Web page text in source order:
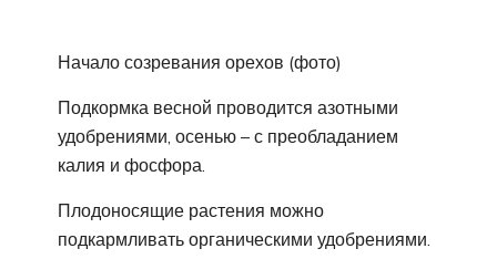
Начало созревания орехов (фото)
Подкормка весной проводится азотными
удобрениями, осенью – с преобладанием
калия и фосфора.
Плодоносящие растения можно
подкармливать органическими удобрениями.